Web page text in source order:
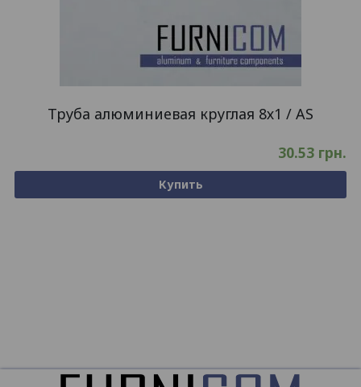
Труба алюминиевая круглая 8х1 / AS
30.53 грн.
Купить